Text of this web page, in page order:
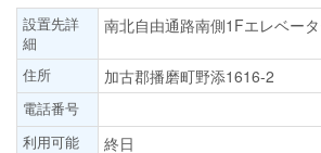
設置先詳
細
南北自由通路南側1Fエレベー
住所 加古郡播磨町野添1616-2
電話番号
利用可能
終日